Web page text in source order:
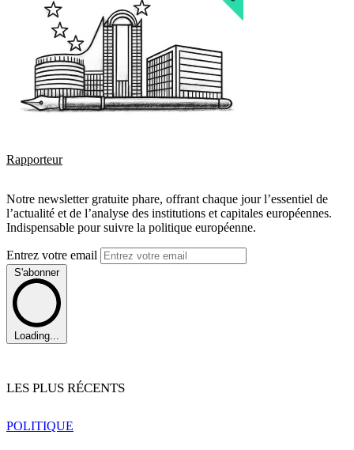
Rapporteur
Notre newsletter gratuite phare, offrant chaque jour l’essentiel de
l’actualité et de l’analyse des institutions et capitales européennes.
Indispensable pour suivre la politique européenne.
Entrez votre email
S'abonner
Loading...
LES PLUS RÉCENTS
POLITIQUE